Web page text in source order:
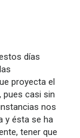
días
proyecta el
pues casi sin
nos
y ésta se ha
tener que